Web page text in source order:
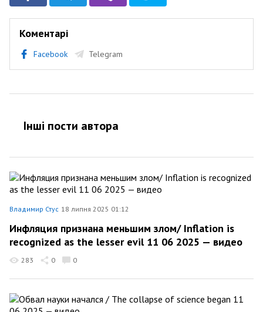
Коментарі
Facebook Telegram
Інші пости автора
Владимир Стус 18 липня 2025 01:12
Инфляция признана меньшим злом/ Inflation is
recognized as the lesser evil 11 06 2025 — видео
283 0 0